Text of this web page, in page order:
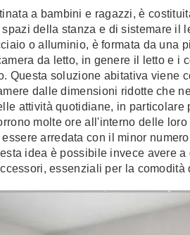
a bambini e ragazzi, è
della stanza e di sistemare il
o alluminio, è formata da una
da letto, in genere il letto e i
Questa soluzione abitativa viene
dalle dimensioni ridotte che
attività quotidiane, in particolare
molte ore all'interno delle
arredata con il minor
idea è possibile invece avere
essenziali per la comodità